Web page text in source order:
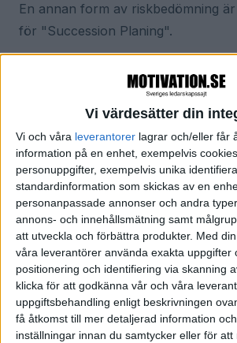
Vi värdesätter din
Vi och våra leverantorer lagrar och/eller får
information på en enhet, exempelvis
personuppgifter, exempelvis unika
standardinformation som skickas av en
personanpassade annonser och andra
annons- och innehållsmätning samt
att utveckla och förbättra produkter. Med
våra leverantörer använda exakta uppgifter
positionering och identifiering via skanning
klicka för att godkänna vår och våra
uppgiftsbehandling enligt beskrivningen
få åtkomst till mer detaljerad information
inställningar innan du samtycker eller för att
En annan form av riskbedömning
för "Succession Planing".
verksamheten så måste man fråga
någon som kan ersätta denne inom
den här chefen skulle välja att gå
konkurrenten, förklarar han.
"Ingen makt över
Den andra kärnfrågan i strategisk
investeringsbeslut, handlar helt
bedöma vilka investeringar företag
personal, organisation och
uppnå affärsmålen.